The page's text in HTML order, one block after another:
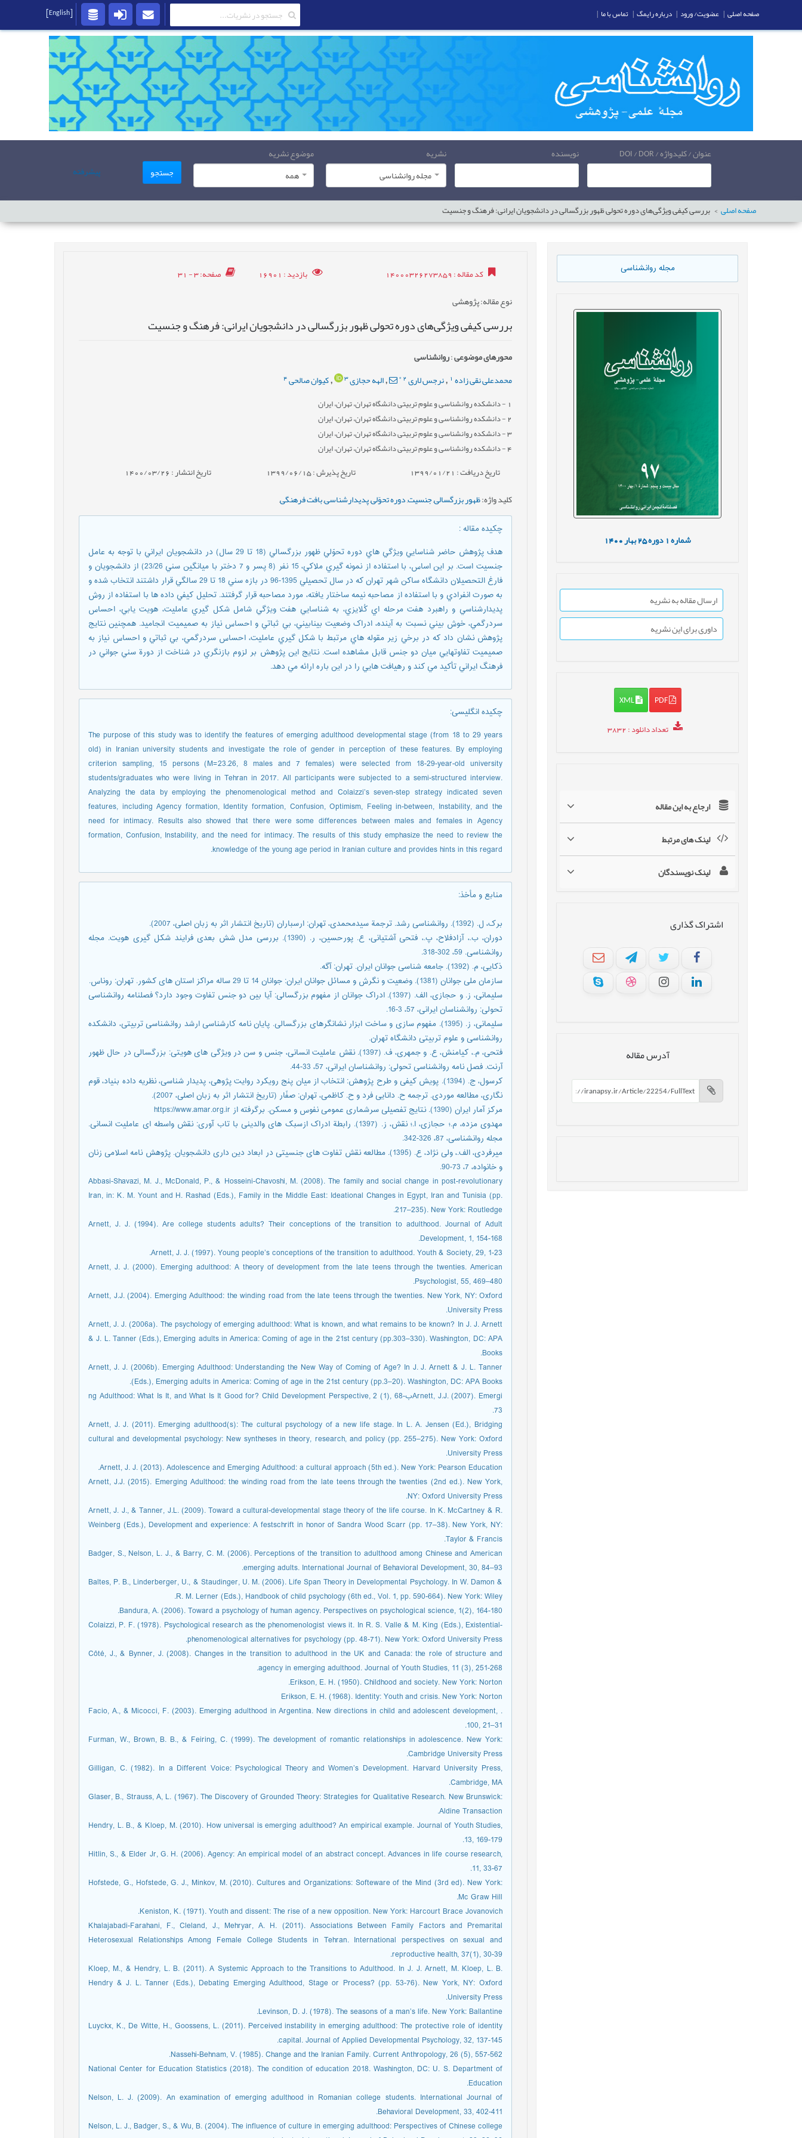
عنوان / کلیدواژه / DOI / DOR نویسنده
نشریه
مجله روانشناسی
موضوع نشریه
همه
جستجو پیشرفته
صفحه اصلی بررسی کیفی ویژگی‌های دوره تحولی ظهور بزرگسالی در دانشجویان ایرانی: فرهنگ و جنسیت
مجله روانشناسی
شماره دوره25 بهار1400
ارسال مقاله به نشریه
داوری برای این نشریه
PDF
XML
تعداد دانلود: 3832
ارجاع به این مقاله
لینک های مرتبط
لینک نویسندگان
اشتراک گذاری
آدرس مقاله
کد مقاله: 14000326273859 بازدید: 16901 صفحه: 3 - 31
نوع مقاله: پژوهشی
بررسی کیفی ویژگی‌های دوره تحولی ظهور بزرگسالی در دانشجویان ایرانی: فرهنگ و جنسیت
محورهای موضوعی:روانشناسی
محمدعلی نقی زاده 1
,نرجس لاری2
*
,الهه حجازی3
,کیوان صالحی4
1 - دانشکده روانشناسی و علوم تربیتی دانشگاه تهران، تهران، ایران
2- دانشکده روانشناسی و علوم تربیتی دانشگاه تهران، تهران، ایران
3- دانشکده روانشناسی و علوم تربیتی دانشگاه تهران، تهران، ایران
4- دانشکده روانشناسی و علوم تربیتی دانشگاه تهران، تهران، ایران
تاریخ دریافت : 1399/01/21 تاریخ پذیرش : 1399/06/15 تاریخ انتشار : 1400/03/26
کلید واژه:ظهور بزرگسالی,جنسيت,دوره تحوّلی,پديدارشناسی,بافت فرهنگی,
چکیده مقاله:
هدف پژوهش حاضر شناسايي ويژگي هاي دوره تحوّلي ظهور بزرگسالي (18 تا 29 سال) در دانشجويان ايراني با توجه به عامل
جنسيت است. بر اين اساس، با استفاده از نمونه گيري ملاکي، 15 نفر (8 پسر و 7 دختر با ميانگين سني 23/26) از دانشجويان و
فارغ التحصيلان دانشگاه ساکن شهر تهران که در سال تحصيلي 1395-96 در بازه سني 18 تا 29 سالگي قرار داشتند انتخاب شده و
به صورت انفرادي و با استفاده از مصاحبه نيمه ساختار يافته، مورد مصاحبه قرار گرفتند. تحليل کيفي داده ها با استفاده از روش
پديدارشناسي و راهبرد هفت مرحله اي کُلايزي، به شناسايي هفت ويژگي شامل شکل گيري عامليت، هويت يابي، احساس
سردرگمي، خوش بيني نسبت به آينده، ادراک وضعيت بينابيني، بي ثباتي و احساس نياز به صميميت انجاميد. همچنين نتايج
پژوهش نشان داد که در برخي زير مقوله هاي مرتبط با شکل گيري عامليت، احساس سردرگمي، بي ثباتي و احساس نياز به
صميميت تفاوتهايي ميان دو جنس قابل مشاهده است. نتايج اين پژوهش بر لزوم بازنگري در شناخت از دورة سني جواني در
فرهنگ ايراني تأکيد مي کند و رهيافت هايي را در اين باره ارائه مي دهد.
چکیده انگلیسی:
The purpose of this study was to identify the features of emerging adulthood developmental stage (from 18 to 29 years
old) in Iranian university students and investigate the role of gender in perception of these features. By employing
criterion sampling, 15 persons (M=23.26, 8 males and 7 females) were selected from 18-29-year-old university
students/graduates who were living in Tehran in 2017. All participants were subjected to a semi-structured interview.
Analyzing the data by employing the phenomenological method and Colaizzi’s seven-step strategy indicated seven
features, including Agency formation, Identity formation, Confusion, Optimism, Feeling in-between, Instability, and the
need for intimacy. Results also showed that there were some differences between males and females in Agency
formation, Confusion, Instability, and the need for intimacy. The results of this study emphasize the need to review the
knowledge of the young age period in Iranian culture and provides hints in this regard.
منابع و مأخذ:
برک، ل. (1392). روانشناسی رشد. ترجمة سیدمحمدی، تهران: ارسباران (تاریخ انتشار اثر به زبان اصلی، 2007).
دوران، ب.، آزادفلاح، پ.، فتحی آشتیانی، ع. پورحسین، ر. (1390). بررسی مدل شش بعدی فرایند شکل گیری هویت. مجله
روانشناسی. 59، 302-318.
ذکایی، م. (1392). جامعه شناسی جوانان ایران. تهران: آگه.
سازمان ملی جوانان (1381). وضعیت و نگرش و مسائل جوانان ایران: جوانان 14 تا 29 ساله مراکز استان های کشور. تهران: روناس.
سلیمانی، ز. و حجازی، الف. (1397). ادراک جوانان از مفهوم بزرگسالی: آیا بین دو جنس تفاوت وجود دارد؟ فصلنامه روانشناسی
تحولی: روانشناسان ایرانی، 57، 3-16.
سلیمانی، ز. (1395). مفهوم سازی و ساخت ابزار نشانگرهای بزرگسالی. پایان نامه کارشناسی ارشد روانشناسی تربیتی، دانشکده
روانشناسی و علوم تربیتی دانشگاه تهران.
فتحی، م.، کیامنش، ع. و جمهری، ف. (1397). نقش عاملیت انسانی، جنس و سن در ویژگی های هویتی: بزرگسالی در حال ظهور
آرنت. فصل نامه روانشناسی تحولی: روانشناسان ایرانی، 57، 33-44.
کرسول، ج. (1394). پویش کیفی و طرح پژوهش: انتخاب از میان پنج رویکرد روایت پژوهی، پدیدار شناسی، نظریه داده بنیاد، قوم
نگاری، مطالعه موردی. ترجمه ح. دانایی فرد و ح. کاظمی، تهران: صفّار (تاریخ انتشار اثر به زبان اصلی، 2007).
مرکز آمار ایران (1390). نتایج تفصیلی سرشماری عمومی نفوس و مسکن. برگرفته از https://www.amar.org.ir
مهدوی مزده، م.؛ حجازی، ا.؛ نقش، ز. (1397). رابطة ادراک ازسبک های والدینی با تاب آوری: نقش واسطه ای عاملیت انسانی.
مجله روانشناسی، 87، 326-342.
میرفردی، الف.، ولی نژاد، ع. (1395). مطالعه نقش تفاوت های جنسیتی در ابعاد دین داری دانشجویان. پژوهش نامه اسلامی زنان
و خانواده، 7، 73-90.
Abbasi-Shavazi, M. J., McDonald, P., & Hosseini-Chavoshi, M. (2008). The family and social change in post-revolutionary
Iran, in: K. M. Yount and H. Rashad (Eds.), Family in the Middle East: Ideational Changes in Egypt, Iran and Tunisia (pp.
217–235). New York: Routledge.
Arnett, J. J. (1994). Are college students adults? Their conceptions of the transition to adulthood. Journal of Adult
Development, 1, 154-168.
Arnett, J. J. (1997). Young people’s conceptions of the transition to adulthood. Youth & Society, 29, 1-23.
Arnett, J. J. (2000). Emerging adulthood: A theory of development from the late teens through the twenties. American
Psychologist, 55, 469–480.
Arnett, J.J. (2004). Emerging Adulthood: the winding road from the late teens through the twenties. New York, NY: Oxford
University Press.
Arnett, J. J. (2006a). The psychology of emerging adulthood: What is known, and what remains to be known? In J. J. Arnett
& J. L. Tanner (Eds.), Emerging adults in America: Coming of age in the 21st century (pp.303–330). Washington, DC: APA
Books.
Arnett, J. J. (2006b). Emerging Adulthood: Understanding the New Way of Coming of Age? In J. J. Arnett & J. L. Tanner
(Eds.), Emerging adults in America: Coming of age in the 21st century (pp.3–20). Washington, DC: APA Books.
Arnett, J.J. (2007). Emergiبng Adulthood: What Is It, and What Is It Good for? Child Development Perspective, 2 (1), 68-
73.
Arnett, J. J. (2011). Emerging adulthood(s): The cultural psychology of a new life stage. In L. A. Jensen (Ed.), Bridging
cultural and developmental psychology: New syntheses in theory, research, and policy (pp. 255–275). New York: Oxford
University Press.
Arnett, J. J. (2013). Adolescence and Emerging Adulthood: a cultural approach (5th ed.). New York: Pearson Education.
Arnett, J.J. (2015). Emerging Adulthood: the winding road from the late teens through the twenties (2nd ed.). New York,
NY: Oxford University Press.
Arnett, J. J., & Tanner, J.L. (2009). Toward a cultural-developmental stage theory of the life course. In K. McCartney & R.
Weinberg (Eds.), Development and experience: A festschrift in honor of Sandra Wood Scarr (pp. 17–38). New York, NY:
Taylor & Francis.
Badger, S., Nelson, L. J., & Barry, C. M. (2006). Perceptions of the transition to adulthood among Chinese and American
emerging adults. International Journal of Behavioral Development, 30, 84–93.
Baltes, P. B., Linderberger, U., & Staudinger, U. M. (2006). Life Span Theory in Developmental Psychology. In W. Damon &
R. M. Lerner (Eds.), Handbook of child psychology (6th ed., Vol. 1, pp. 590-664). New York: Wiley.
Bandura, A. (2006). Toward a psychology of human agency. Perspectives on psychological science, 1(2), 164-180.
Colaizzi, P. F. (1978). Psychological research as the phenomenologist views it. In R. S. Valle & M. King (Eds.), Existential-
phenomenological alternatives for psychology (pp. 48-71). New York: Oxford University Press.
Côté, J., & Bynner, J. (2008). Changes in the transition to adulthood in the UK and Canada: the role of structure and
agency in emerging adulthood. Journal of Youth Studies, 11 (3), 251-268.
Erikson, E. H. (1950). Childhood and society. New York: Norton.
Erikson, E. H. (1968). Identity: Youth and crisis. New York: Norton
. Facio, A., & Micocci, F. (2003). Emerging adulthood in Argentina. New directions in child and adolescent development,
100, 21–31.
Furman, W., Brown, B. B., & Feiring, C. (1999). The development of romantic relationships in adolescence. New York:
Cambridge University Press.
Gilligan, C. (1982). In a Different Voice: Psychological Theory and Women’s Development. Harvard University Press,
Cambridge, MA.
Glaser, B., Strauss, A, L. (1967). The Discovery of Grounded Theory: Strategies for Qualitative Research. New Brunswick:
Aldine Transaction.
Hendry, L. B., & Kloep, M. (2010). How universal is emerging adulthood? An empirical example. Journal of Youth Studies,
13, 169-179.
Hitlin, S., & Elder Jr, G. H. (2006). Agency: An empirical model of an abstract concept. Advances in life course research,
11, 33-67.
Hofstede, G., Hofstede, G. J., Minkov, M. (2010). Cultures and Organizations: Softeware of the Mind (3rd ed). New York:
Mc Graw Hill.
Keniston, K. (1971). Youth and dissent: The rise of a new opposition. New York: Harcourt Brace Jovanovich.
Khalajabadi-Farahani, F., Cleland, J., Mehryar, A. H. (2011). Associations Between Family Factors and Premarital
Heterosexual Relationships Among Female College Students in Tehran. International perspectives on sexual and
reproductive health, 37(1), 30-39.
Kloep, M., & Hendry, L. B. (2011). A Systemic Approach to the Transitions to Adulthood. In J. J. Arnett, M. Kloep, L. B.
Hendry & J. L. Tanner (Eds.), Debating Emerging Adulthood, Stage or Process? (pp. 53-76). New York, NY: Oxford
University Press.
Levinson, D. J. (1978). The seasons of a man’s life. New York: Ballantine.
Luyckx, K., De Witte, H., Goossens, L. (2011). Perceived instability in emerging adulthood: The protective role of identity
capital. Journal of Applied Developmental Psychology, 32, 137-145.
Nassehi-Behnam, V. (1985). Change and the Iranian Family. Current Anthropology, 26 (5), 557-562.
National Center for Education Statistics (2018). The condition of education 2018. Washington, DC: U. S. Department of
Education.
Nelson, L. J. (2009). An examination of emerging adulthood in Romanian college students. International Journal of
Behavioral Development, 33, 402-411.
Nelson, L. J., Badger, S., & Wu, B. (2004). The influence of culture in emerging adulthood: Perspectives of Chinese college
صفحه اصلی | عضویت/ ورود | درباره رایمگ | تماس با ما |
[English]